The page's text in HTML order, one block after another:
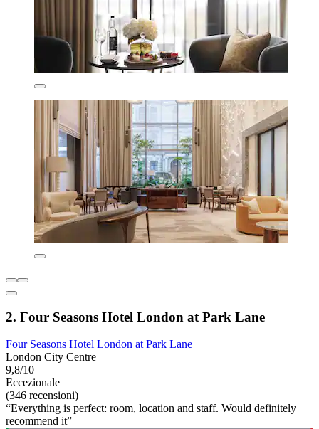
2. Four Seasons Hotel London at Park Lane
Four Seasons Hotel London at Park Lane
London City Centre
9,8/10
Eccezionale
(346 recensioni)
“Everything is perfect: room, location and staff. Would definitely
recommend it”